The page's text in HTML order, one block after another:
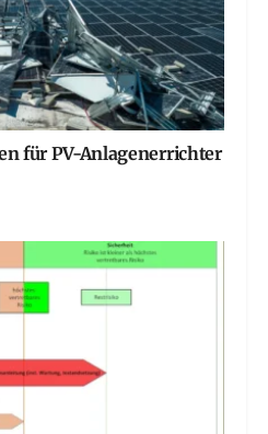
für PV-Anlagenerrichter